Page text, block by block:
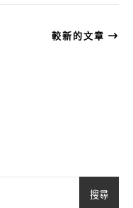
較新的文章
搜尋